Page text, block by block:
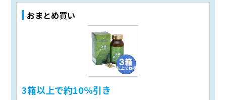
おまとめ買い
3箱以上で約10%引き